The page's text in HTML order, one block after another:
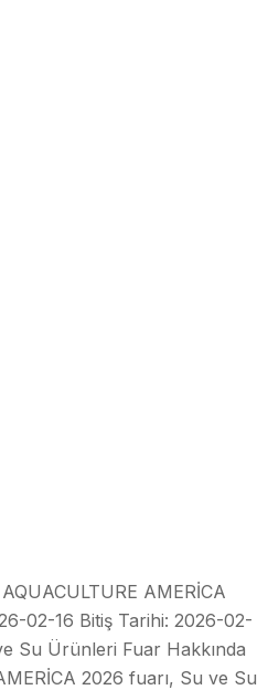
AMERİCA
02-16 Bitiş Tarihi: 2026-02-
Su Ürünleri Fuar Hakkında
2026 fuarı, Su ve Su